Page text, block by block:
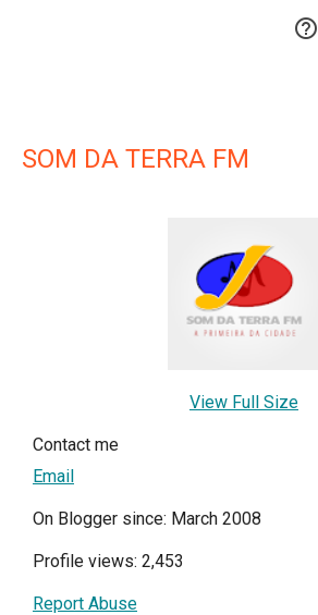

SOM DA TERRA FM
View Full Size
Contact me
Email
On Blogger since: March 2008
Profile views: 2,453
Report Abuse